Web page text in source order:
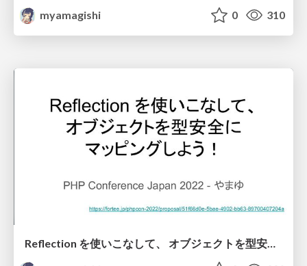
myamagishi 0 310
Reflection を使いこなして、 オブジェクトを型安全に マッピングしよう！